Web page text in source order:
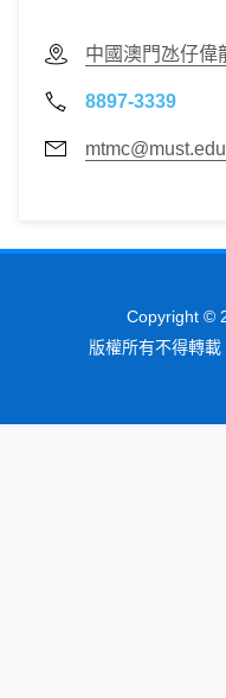
中國澳門氹仔偉
8897-3339
Copyright ©
版權所有不得轉